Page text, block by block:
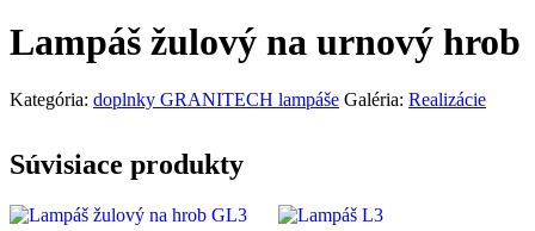
Lampáš žulový na urnový hrob
Kategória: doplnky GRANITECH lampáše Galéria: Realizácie
Súvisiace produkty